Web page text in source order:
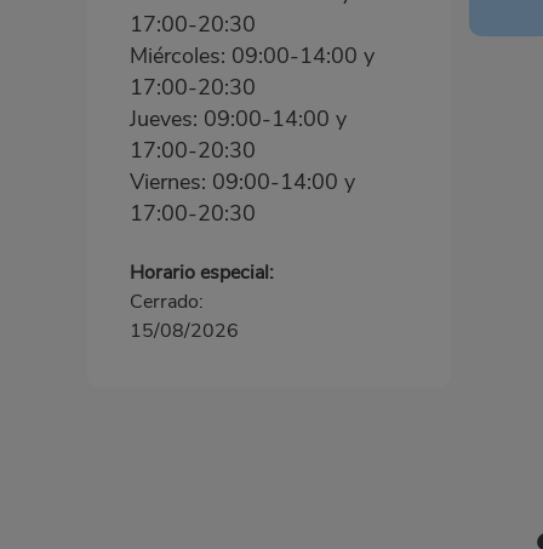
17:00-20:30
Miércoles: 09:00-14:00 y
17:00-20:30
Jueves: 09:00-14:00 y
17:00-20:30
Viernes: 09:00-14:00 y
17:00-20:30
Horario especial:
Cerrado:
15/08/2026